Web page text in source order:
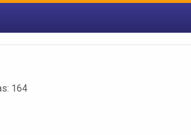
164